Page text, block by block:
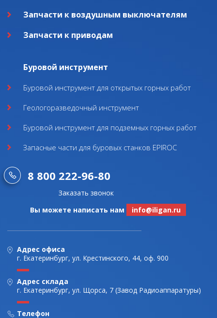
Запчасти к воздушным выключателям
Запчасти к приводам
Буровой инструмент
Буровой инструмент для открытых горных работ
Геологоразведочный инструмент
Буровой инструмент для подземных горных работ
Запасные части для буровых станков EPIROC
8 800 222-96-80
Заказать звонок
Вы можете написать нам
info@iligan.ru
Адрес офиса
г. Екатеринбург, ул. Крестинского, 44, оф. 900
Адрес склада
г. Екатеринбург, ул. Щорса, 7 (Завод Радиоаппаратуры)
Телефон